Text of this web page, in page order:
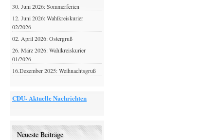
30. Juni 2026: Sommerferien
12. Juni 2026: Wahlkreiskurier
02/2026
02. April 2026: Ostergruß
26. März 2026: Wahlkreiskurier
01/2026
16.Dezember 2025: Weihnachtsgruß
CDU- Aktuelle Nachrichten
Neueste Beiträge